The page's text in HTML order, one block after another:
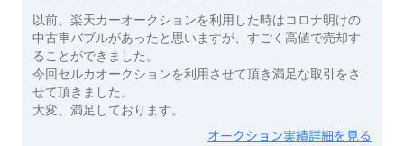
以前、楽天カーオークションを利用した時はコロナ明けの
中古車バブルがあったと思いますが、すごく高値で売却す
ることができました。
今回セルカオークションを利用させて頂き満足な取引をさ
せて頂きました。
大変、満足しております。
オークション実績詳細を見る